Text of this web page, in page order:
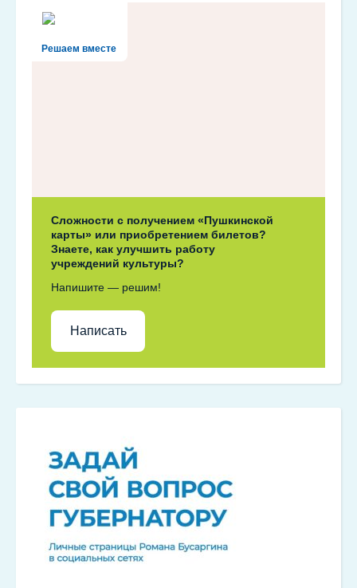
Решаем вместе
Сложности с получением «Пушкинской
карты» или приобретением билетов?
Знаете, как улучшить работу
учреждений культуры?
Напишите — решим!
Написать